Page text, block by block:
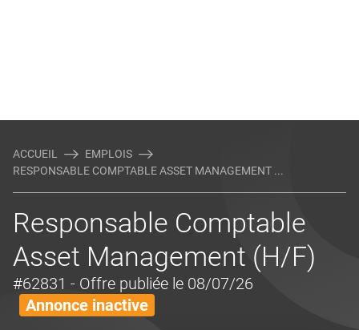
ACCUEIL
EMPLOIS
RESPONSABLE COMPTABLE ASSET MANAGEMENT ...
Responsable Comptable
Asset Management (H/F)
#62831 - Offre publiée le 08/07/26
Annonce inactive